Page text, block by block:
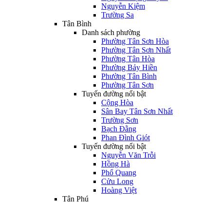
Nguyễn Kiệm
Trường Sa
Tân Bình
Danh sách phường
Phường Tân Sơn Hòa
Phường Tân Sơn Nhất
Phường Tân Hòa
Phường Bảy Hiền
Phường Tân Bình
Phường Tân Sơn
Tuyến đường nổi bật
Cộng Hòa
Sân Bay Tân Sơn Nhất
Trường Sơn
Bạch Đằng
Phan Đình Giót
Tuyến đường nổi bật
Nguyễn Văn Trỗi
Hồng Hà
Phổ Quang
Cửu Long
Hoàng Việt
Tân Phú